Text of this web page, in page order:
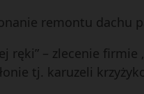
remontu
ręki” – zlecenie
tj. karuzeli